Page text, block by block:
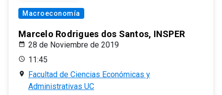
Macroeconomía
Marcelo Rodrigues dos Santos, INSPER
28 de Noviembre de 2019
11:45
Facultad de Ciencias Económicas y
Administrativas UC